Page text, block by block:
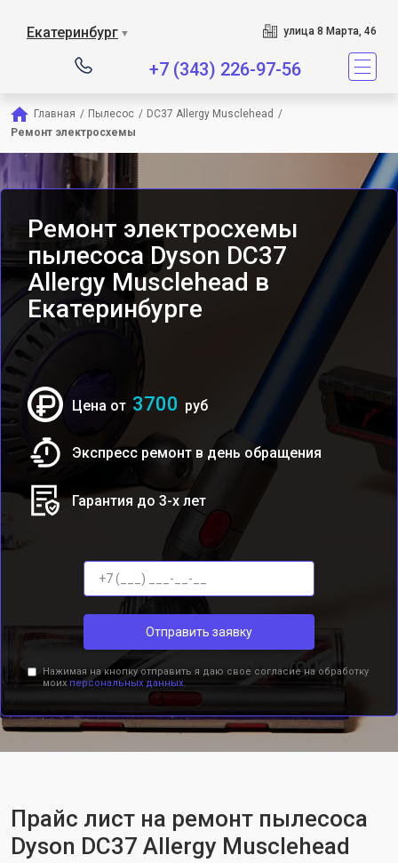
Екатеринбург ▼ улица 8 Марта, 46
+7 (343) 226-97-56
Главная / Пылесос / DC37 Allergy Musclehead /
Ремонт электросхемы
Ремонт электросхемы
пылесоса Dyson DC37
Allergy Musclehead в
Екатеринбурге
Цена от 3700 руб
Экспресс ремонт в день обращения
Гарантия до 3-х лет
Отправить заявку
Нажимая на кнопку отправить я даю свое согласие на обработку
моих персональных данных.
Прайс лист на ремонт пылесоса
Dyson DC37 Allergy Musclehead